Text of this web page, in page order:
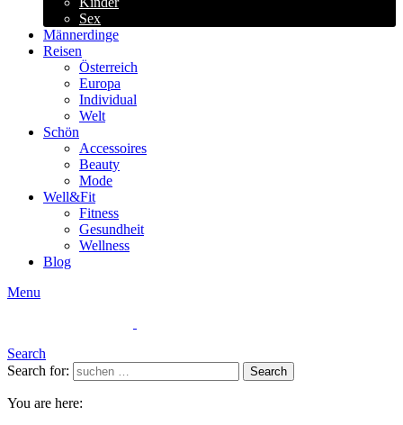
Sex
Männerdinge
Reisen
Österreich
Europa
Individual
Welt
Schön
Accessoires
Beauty
Mode
Well&Fit
Fitness
Gesundheit
Wellness
Blog
Menu
Search
Search for:
Search
You are here: